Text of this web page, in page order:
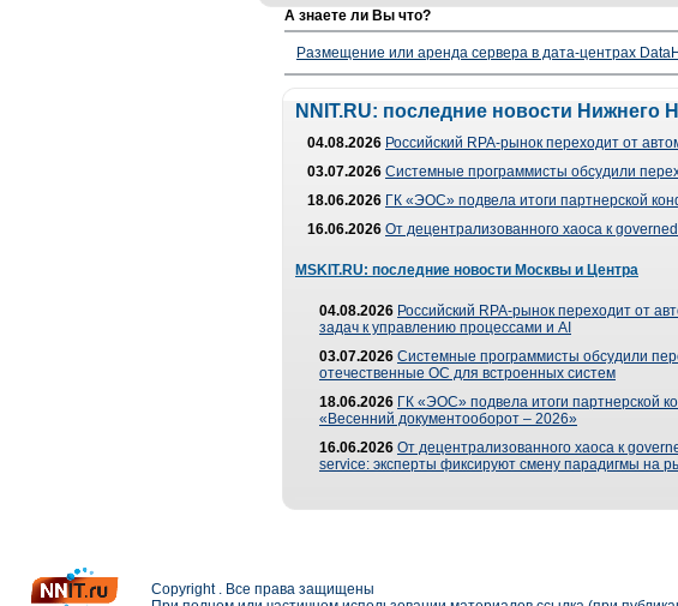
А знаете ли Вы что?
Размещение или аренда сервера в дата-центрах
NNIT.RU: последние новости Нижнего
04.08.2026 Российский RPA-рынок переходит от
03.07.2026 Системные программисты обсудили
18.06.2026 ГК «ЭОС» подвела итоги партнерской
16.06.2026 От децентрализованного хаоса к
MSKIT.RU: последние новости Москвы и Центра
04.08.2026 Российский RPA-рынок переходит от
задач к управлению процессами и AI
03.07.2026 Системные программисты обсудили
отечественные ОС для встроенных систем
18.06.2026 ГК «ЭОС» подвела итоги партнерской
«Весенний документооборот – 2026»
16.06.2026 От децентрализованного хаоса к
service: эксперты фиксируют смену парадигмы на
Copyright . Все права защищены